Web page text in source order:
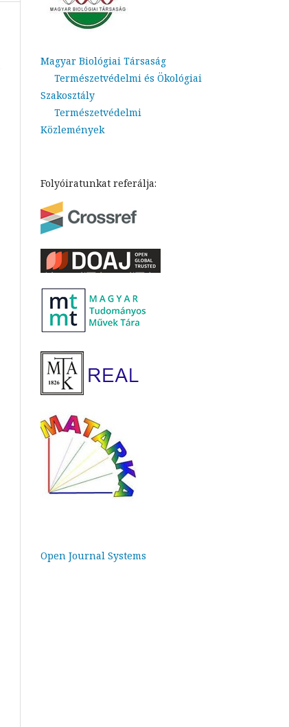
Magyar Biológiai Társaság
Természetvédelmi és Ökológiai
Szakosztály
Természetvédelmi
Közlemények
Folyóiratunkat referálja:
Open Journal Systems